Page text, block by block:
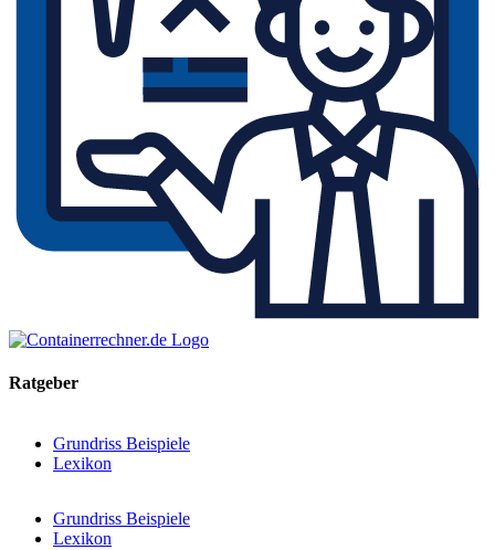
Ratgeber
Grundriss Beispiele
Lexikon
Grundriss Beispiele
Lexikon